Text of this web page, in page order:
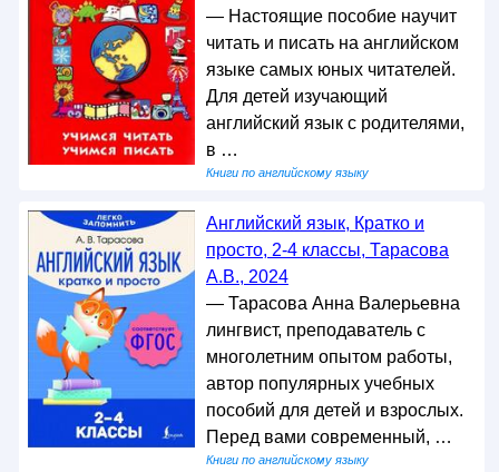
— Настоящие пособие научит
читать и писать на английском
языке самых юных читателей.
Для детей изучающий
английский язык с родителями,
в …
Книги по английскому языку
Английский язык, Кратко и
просто, 2-4 классы, Тарасова
А.В., 2024
— Тарасова Анна Валерьевна
лингвист, преподаватель с
многолетним опытом работы,
автор популярных учебных
пособий для детей и взрослых.
Перед вами современный, …
Книги по английскому языку